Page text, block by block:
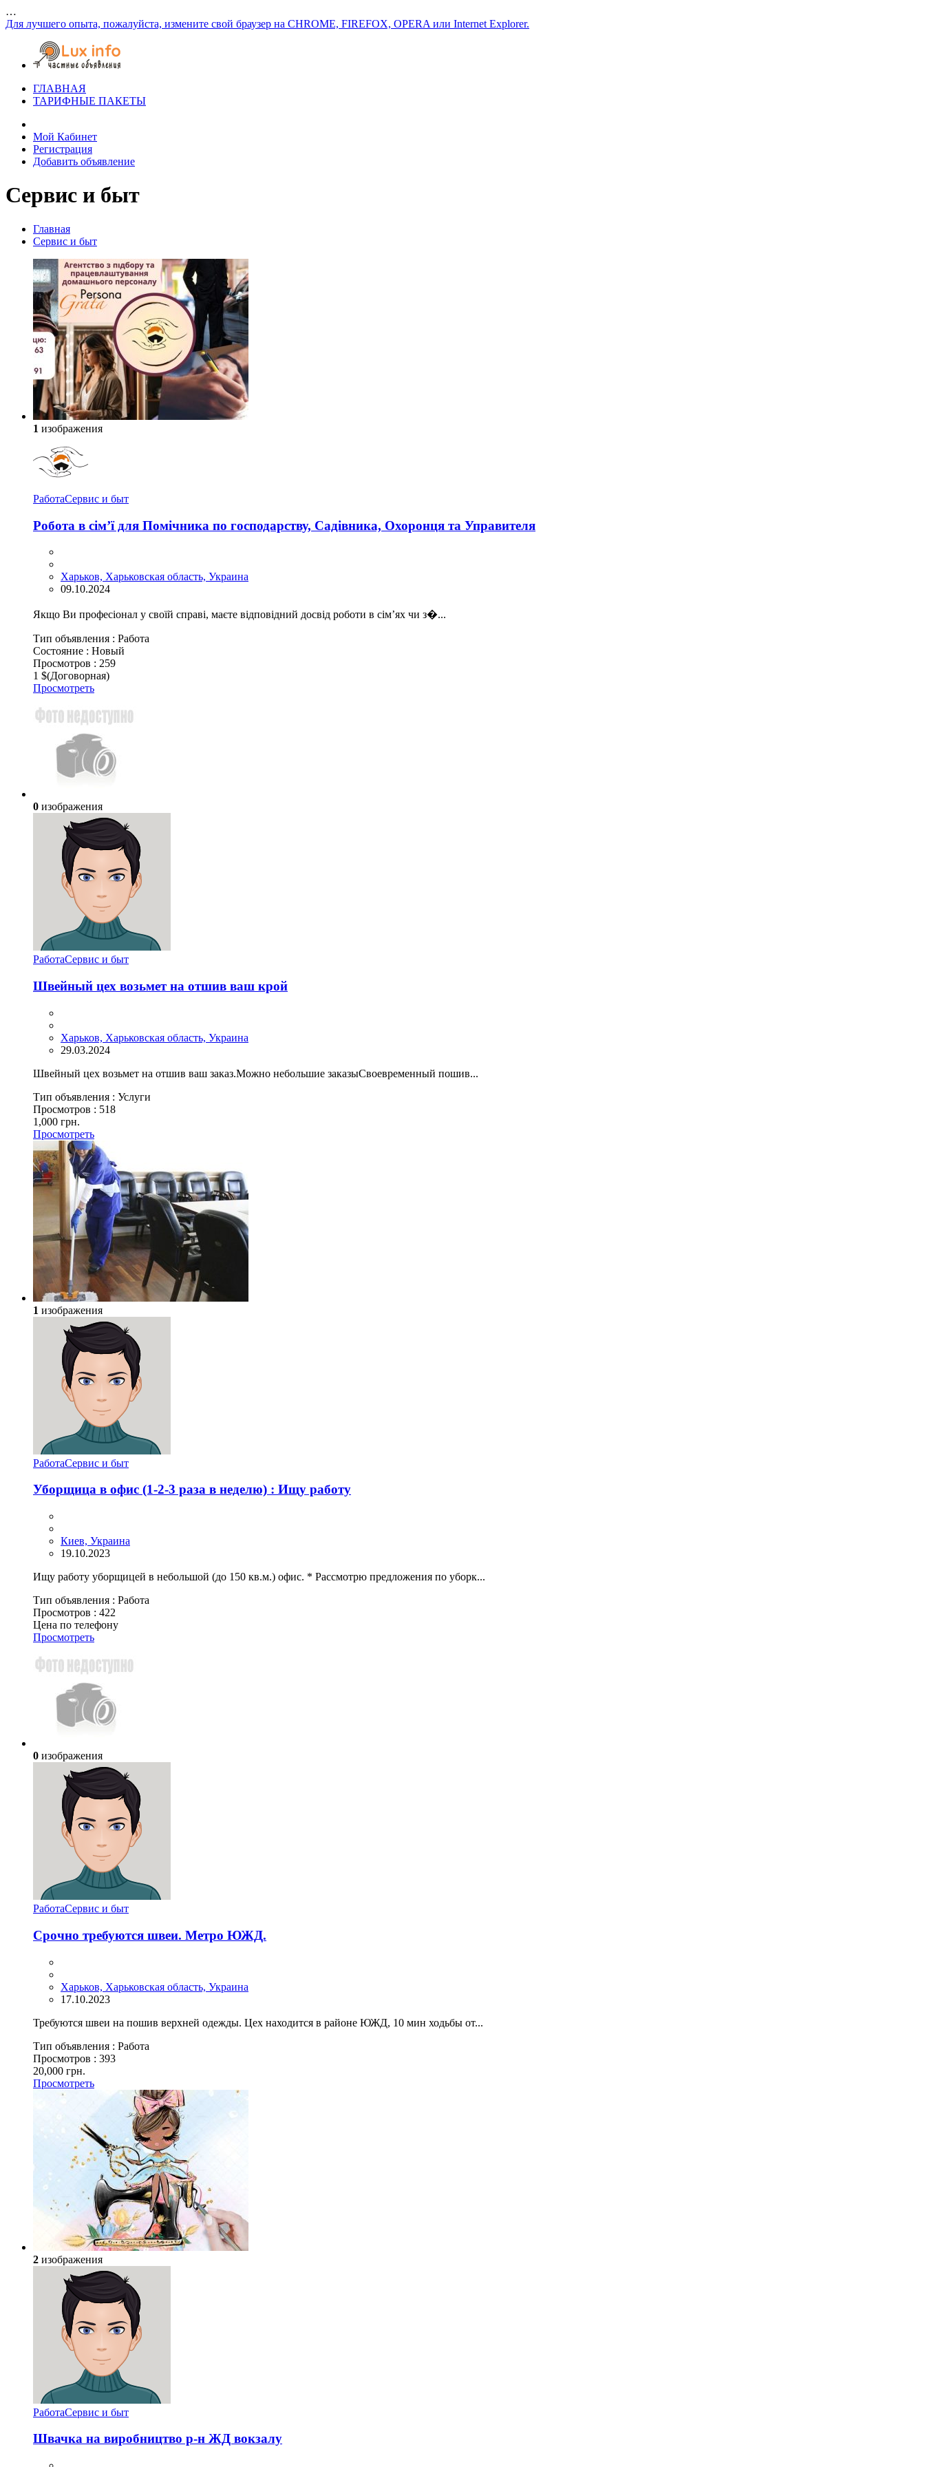
…
Для лучшего опыта, пожалуйста, измените свой браузер на CHROME, FIREFOX, OPERA или Internet Explorer.
ГЛАВНАЯ
ТАРИФНЫЕ ПАКЕТЫ
Мой Кабинет
Регистрация
Добавить объявление
Сервис и быт
Главная
Сервис и быт
1 изображения
РаботаСервис и быт
Робота в сім’ї для Помічника по господарству, Садівника, Охоронця та Управителя
Харьков, Харьковская область, Украина
09.10.2024
Якщо Ви професіонал у своїй справі, маєте відповідний досвід роботи в сім’ях чи з�...
Тип объявления : Работа
Состояние : Новый
Просмотров : 259
1 $(Договорная)
Просмотреть
0 изображения
РаботаСервис и быт
Швейный цех возьмет на отшив ваш крой
Харьков, Харьковская область, Украина
29.03.2024
Швейный цех возьмет на отшив ваш заказ.Можно небольшие заказыСвоевременный пошив...
Тип объявления : Услуги
Просмотров : 518
1,000 грн.
Просмотреть
1 изображения
РаботаСервис и быт
Уборщица в офис (1-2-3 раза в неделю) : Ищу работу
Киев, Украина
19.10.2023
Ищу работу уборщицей в небольшой (до 150 кв.м.) офис. * Рассмотрю предложения по уборк...
Тип объявления : Работа
Просмотров : 422
Цена по телефону
Просмотреть
0 изображения
РаботаСервис и быт
Срочно требуются швеи. Метро ЮЖД.
Харьков, Харьковская область, Украина
17.10.2023
Требуются швеи на пошив верхней одежды. Цех находится в районе ЮЖД, 10 мин ходьбы от...
Тип объявления : Работа
Просмотров : 393
20,000 грн.
Просмотреть
2 изображения
РаботаСервис и быт
Швачка на виробництво р-н ЖД вокзалу